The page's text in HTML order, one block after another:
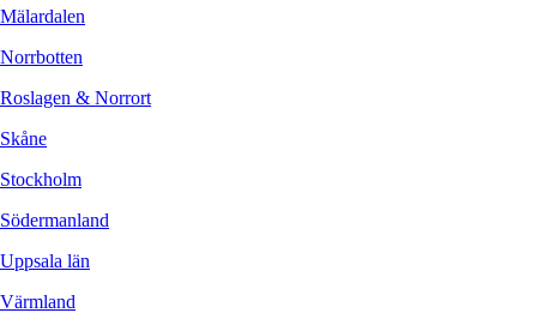
Mälardalen
Norrbotten
Roslagen & Norrort
Skåne
Stockholm
Södermanland
Uppsala län
Värmland